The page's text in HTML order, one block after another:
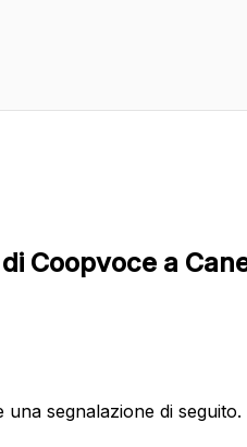
Coopvoce a
segnalazione di seguito.